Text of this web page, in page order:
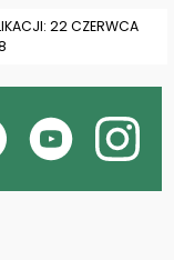
22 CZERWCA